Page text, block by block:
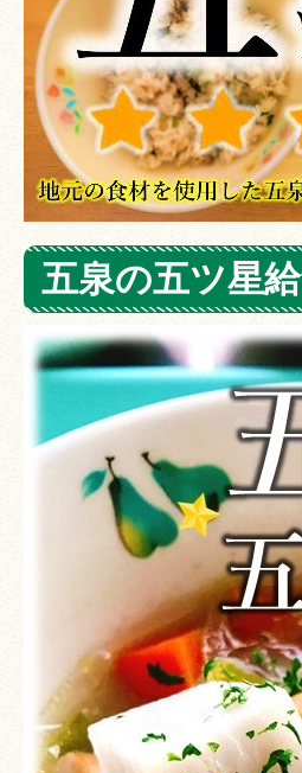
五泉の五ツ星